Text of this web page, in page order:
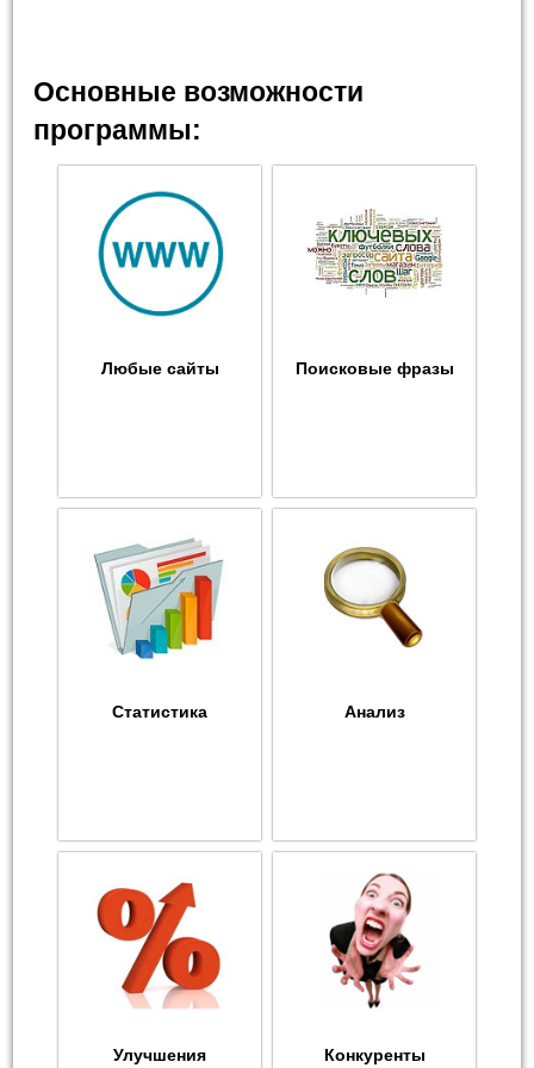
Основные возможности
программы:
Любые сайты Поисковые фразы
Статистика Анализ
Улучшения Конкуренты